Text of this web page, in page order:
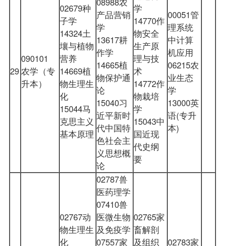
29
090101
农学（专
升本）
02679种
子学
14324土
壤与植物
营养
14669植
物生理生
化
15044马
克思主义
基本原理
产品营销
学
13617耕
作学
14665植
物保护通
论
15040习
近平新时
代中国特
色社会主
义思想概
论
学
14770作
物安全
生产原
理与技
术
14772作
物栽培
学
15043中
国近现
代史纲
要
00051管
理系统
中计算
机应用
06215农
业生态
学
13000英
语(专升
本)
02767动
物生理生
化
02787兽
医药理学
07410兽
医微生物
及免疫学
07557家
02765家
畜解剖
及组织
02783家